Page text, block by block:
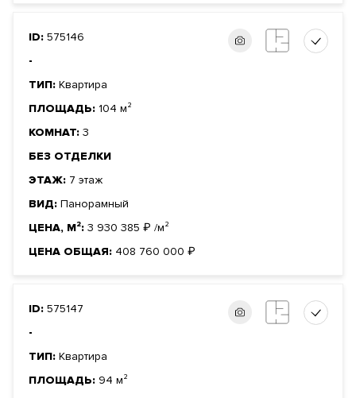
ID: 575146
-
ТИП: Квартира
ПЛОЩАДЬ: 104 м²
КОМНАТ: 3
БЕЗ ОТДЕЛКИ
ЭТАЖ: 7 этаж
ВИД: Панорамный
ЦЕНА, М²: 3 930 385 ₽ /м²
ЦЕНА ОБЩАЯ: 408 760 000 ₽
ID: 575147
-
ТИП: Квартира
ПЛОЩАДЬ: 94 м²